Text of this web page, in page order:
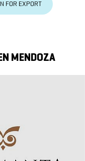
FOR EXPORT
MENDOZA